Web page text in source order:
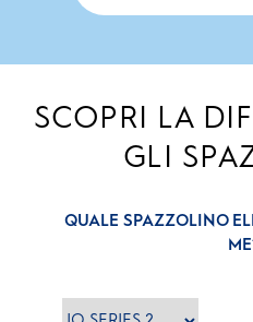
SCOPRI LA
GLI
QUALE SPAZZOLINO